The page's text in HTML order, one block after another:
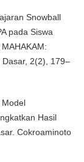
Snowball
pada Siswa
2(2), 179–
Model
Hasil
Cokroaminoto